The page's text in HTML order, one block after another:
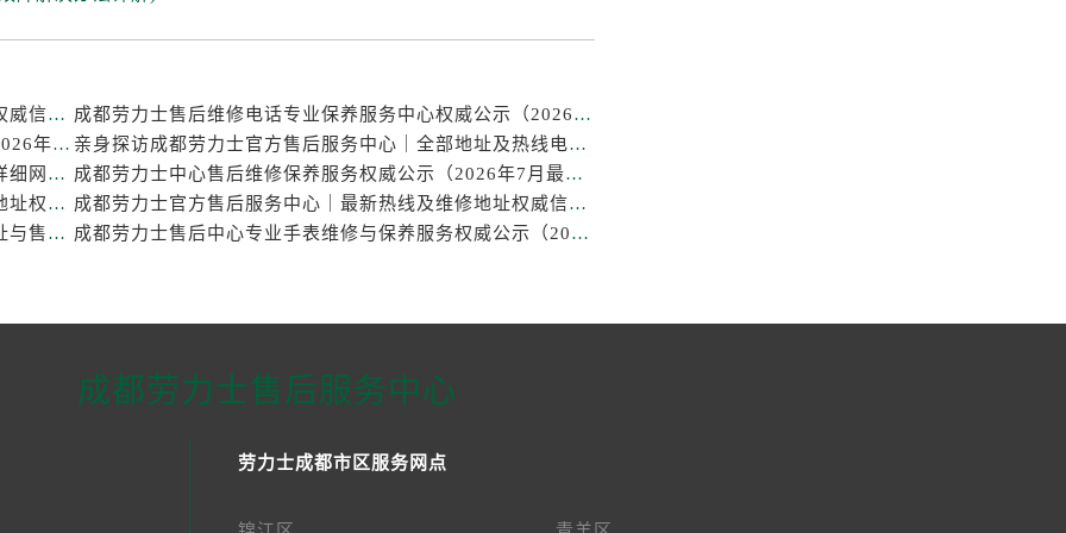
成都劳力士官方售后服务中心｜热线电话及门店地址权威信息公示（2026年7月最新）
成都劳力士售后维修电话专业保养服务中心权威公示（2026年7月最新）
成都劳力士维修点专业售后保养服务中心权威公示（2026年7月最新）
亲身探访成都劳力士官方售后服务中心｜全部地址及热线电话（2026年7月最新）
亲身探访成都劳力士官方售后服务中心｜官方电话和详细网点地址（2026年7月最新）
成都劳力士中心售后维修保养服务权威公示（2026年7月最新）
成都劳力士官方售后服务中心｜官方电话及详细维修地址权威信息公示（2026年7月最新）
成都劳力士官方售后服务中心｜最新热线及维修地址权威信息公示（2026年7月最新）
亲身探访成都劳力士官方售后服务中心｜完整维修地址与售后热线（2026年7月最新）
成都劳力士售后中心专业手表维修与保养服务权威公示（2026年7月最新）
成都劳力士售后服务中心
劳力士成都市区服务网点